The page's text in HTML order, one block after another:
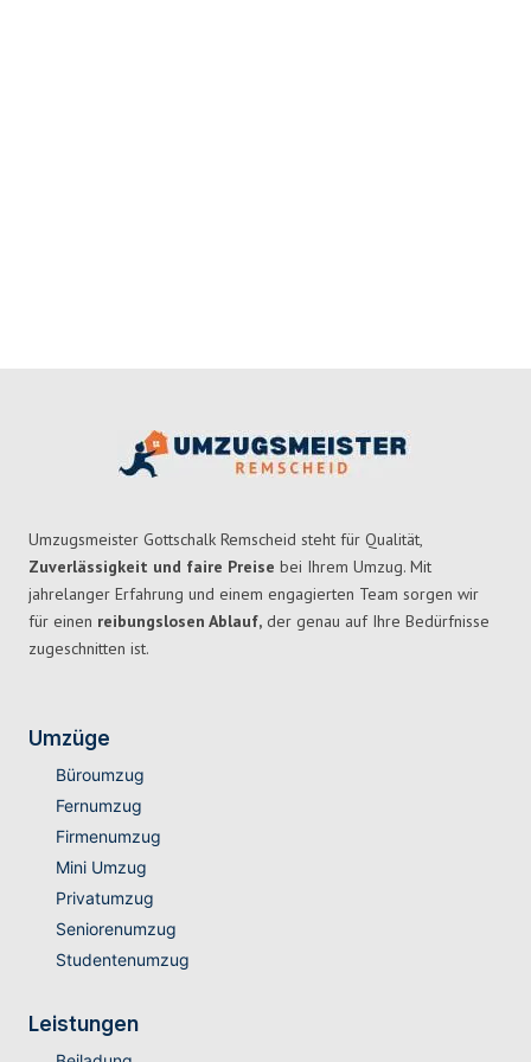
Umzugsmeister Gottschalk Remscheid steht für Qualität,
Zuverlässigkeit und faire Preise bei Ihrem Umzug. Mit
jahrelanger Erfahrung und einem engagierten Team sorgen wir
für einen reibungslosen Ablauf, der genau auf Ihre Bedürfnisse
zugeschnitten ist.
Umzüge
Büroumzug
Fernumzug
Firmenumzug
Mini Umzug
Privatumzug
Seniorenumzug
Studentenumzug
Leistungen